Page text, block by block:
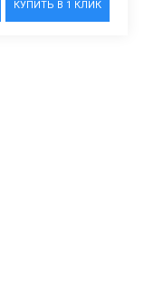
КУПИТЬ В 1 КЛИК